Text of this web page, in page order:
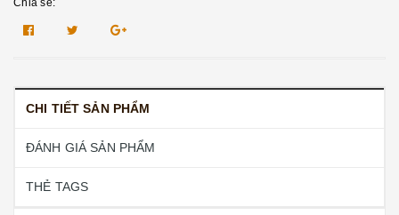
Chia sẻ:
CHI TIẾT SẢN PHẨM
ĐÁNH GIÁ SẢN PHẨM
THẺ TAGS